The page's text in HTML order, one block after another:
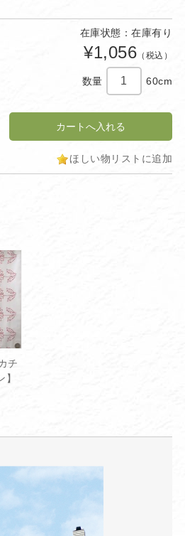
在庫状態：在庫有り
¥1,056 （税込）
数量 60cm
ほしい物リストに追加
チ